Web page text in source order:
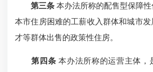
第三条 本办法所称的配售型保障
本市住房困难的工薪收入群体和城市发
才等群体出售的政策性住房。
第四条 本办法所称的运营主体，